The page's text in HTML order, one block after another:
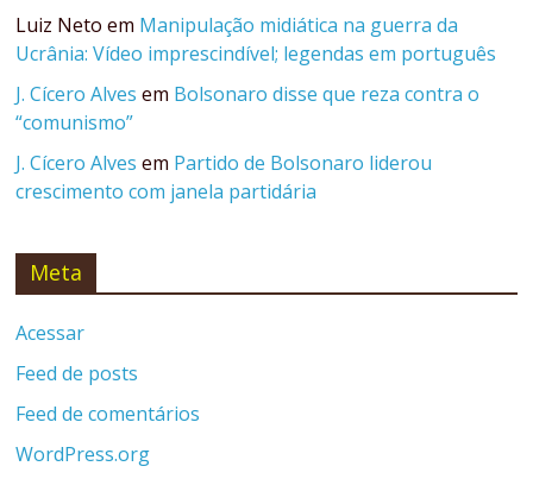
Luiz Neto em Manipulação midiática na guerra da
Ucrânia: Vídeo imprescindível; legendas em português
J. Cícero Alves em Bolsonaro disse que reza contra o
“comunismo”
J. Cícero Alves em Partido de Bolsonaro liderou
crescimento com janela partidária
Meta
Acessar
Feed de posts
Feed de comentários
WordPress.org